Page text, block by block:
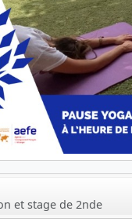
et stage de 2nde